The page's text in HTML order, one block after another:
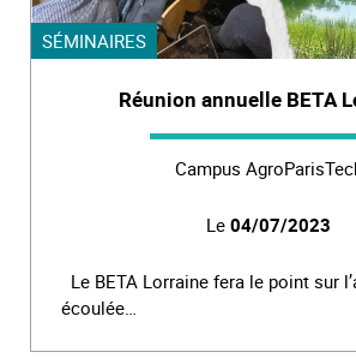
SÉMINAIRES
Réunion annuelle BETA
Campus
Le 04/07/2023
Le BETA Lorraine fera le point sur
écoulée…